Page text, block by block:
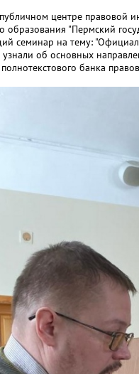
центре правовой
образования "Пермский
семинар на тему:
об основных
банка